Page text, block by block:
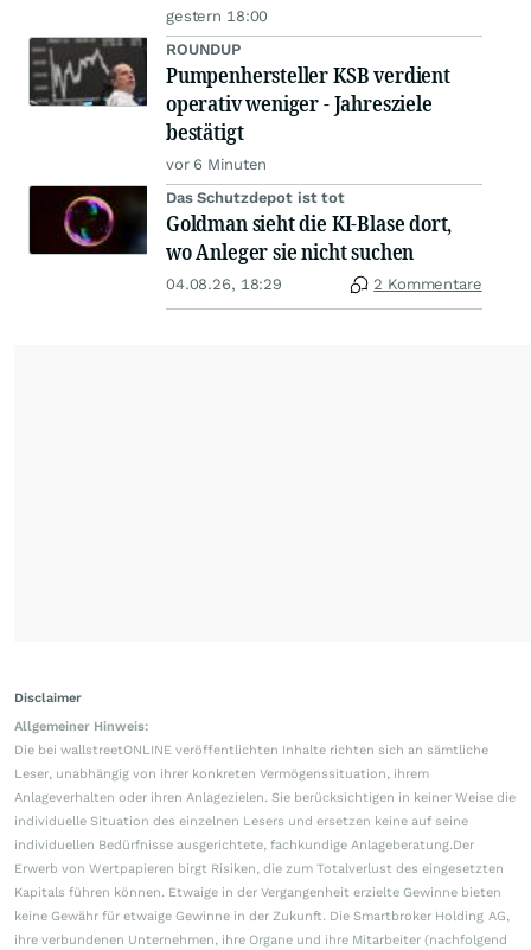
gestern 18:00
ROUNDUP
Pumpenhersteller KSB verdient
operativ weniger - Jahresziele
bestätigt
vor 6 Minuten
Das Schutzdepot ist tot
Goldman sieht die KI-Blase dort,
wo Anleger sie nicht suchen
04.08.26, 18:29 2 Kommentare
Disclaimer
Allgemeiner Hinweis:
Die bei wallstreetONLINE veröffentlichten Inhalte richten sich an sämtliche
Leser, unabhängig von ihrer konkreten Vermögenssituation, ihrem
Anlageverhalten oder ihren Anlagezielen. Sie berücksichtigen in keiner Weise die
individuelle Situation des einzelnen Lesers und ersetzen keine auf seine
individuellen Bedürfnisse ausgerichtete, fachkundige Anlageberatung.Der
Erwerb von Wertpapieren birgt Risiken, die zum Totalverlust des eingesetzten
Kapitals führen können. Etwaige in der Vergangenheit erzielte Gewinne bieten
keine Gewähr für etwaige Gewinne in der Zukunft. Die Smartbroker Holding AG,
ihre verbundenen Unternehmen, ihre Organe und ihre Mitarbeiter (nachfolgend